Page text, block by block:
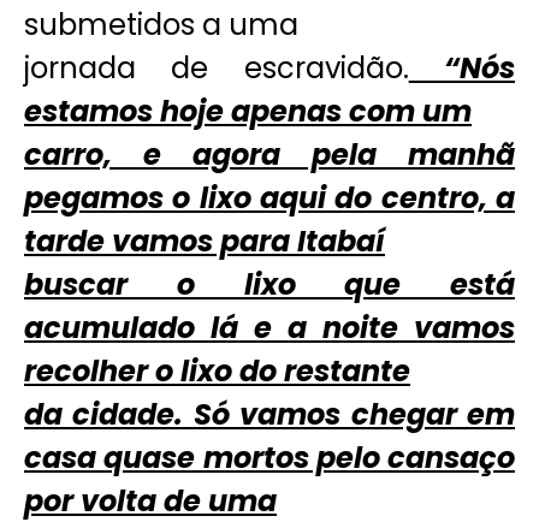
submetidos a uma
jornada de escravidão. “Nós
estamos hoje apenas com um
carro, e agora pela manhã
pegamos o lixo aqui do centro, a
tarde vamos para Itabaí
buscar o lixo que está
acumulado lá e a noite vamos
recolher o lixo do restante
da cidade. Só vamos chegar em
casa quase mortos pelo cansaço
por volta de uma